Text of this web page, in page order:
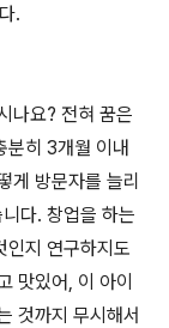
.
나요? 전혀 꿈은
분히 3개월 이내
게 방문자를 늘리
다. 창업을 하는
인지 연구하지도
맛있어, 이 아이
것까지 무시해서